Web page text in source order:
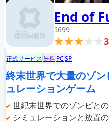
End of
6699
正式サービス無料PCSP
終末世界で大量のゾ
ュレーションゲーム
世紀末世界でのゾンビと
シミュレーションと放置